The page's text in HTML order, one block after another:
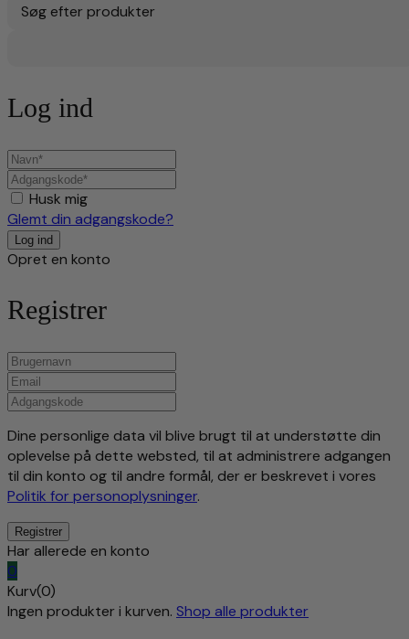
Søg efter produkter
Log ind
Husk mig
Glemt din adgangskode?
Opret en konto
Registrer
Dine personlige data vil blive brugt til at understøtte din
oplevelse på dette websted, til at administrere adgangen
til din konto og til andre formål, der er beskrevet i vores
Politik for personoplysninger.
Har allerede en konto
0
Kurv(0)
Ingen produkter i kurven. Shop alle produkter